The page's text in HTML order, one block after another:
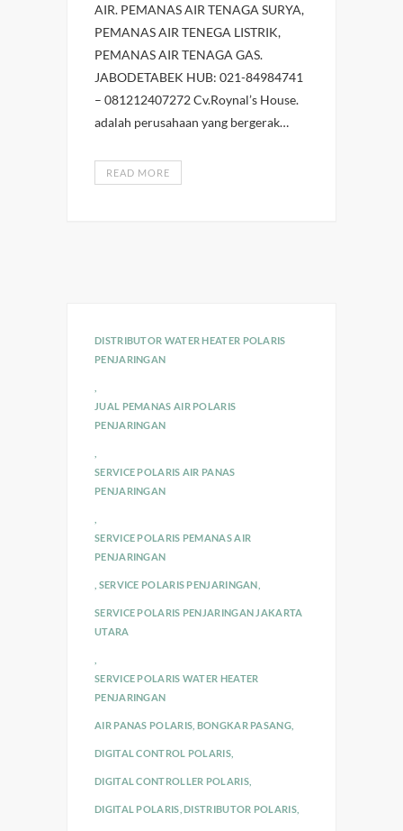
AIR. PEMANAS AIR TENAGA SURYA,
PEMANAS AIR TENEGA LISTRIK,
PEMANAS AIR TENAGA GAS.
JABODETABEK HUB: 021-84984741
– 081212407272 Cv.Roynal’s House.
adalah perusahaan yang bergerak…
READ MORE
DISTRIBUTOR WATER HEATER POLARIS
PENJARINGAN
JUAL PEMANAS AIR POLARIS
PENJARINGAN
SERVICE POLARIS AIR PANAS
PENJARINGAN
SERVICE POLARIS PEMANAS AIR
PENJARINGAN
SERVICE POLARIS PENJARINGAN
SERVICE POLARIS PENJARINGAN JAKARTA
UTARA
SERVICE POLARIS WATER HEATER
PENJARINGAN
AIR PANAS POLARIS BONGKAR PASANG,
DIGITAL CONTROL POLARIS,
DIGITAL CONTROLLER POLARIS,
DIGITAL POLARIS ,DISTRIBUTOR POLARIS,